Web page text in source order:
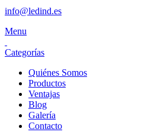
info@ledind.es
Menu
Categorías
Quiénes Somos
Productos
Ventajas
Blog
Galería
Contacto